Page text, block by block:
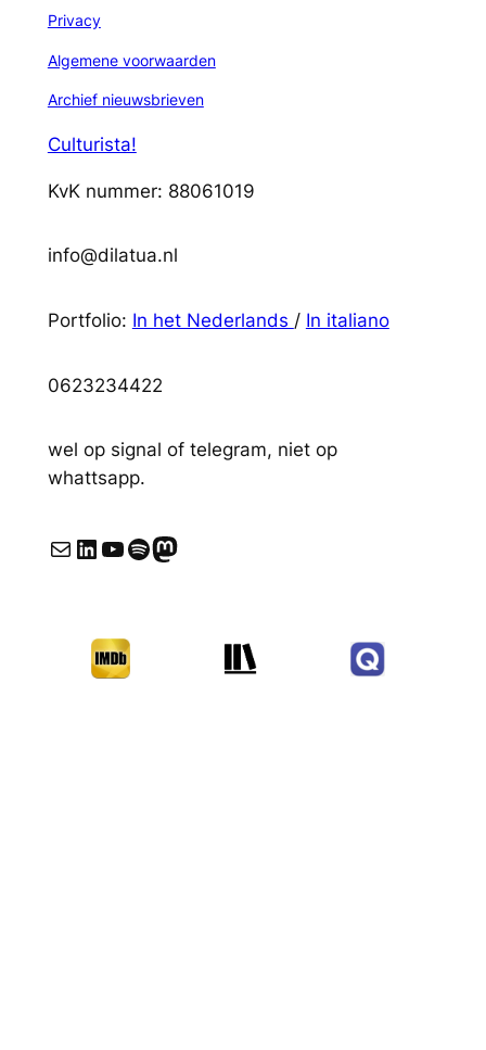
Privacy
Algemene voorwaarden
Archief nieuwsbrieven
Culturista!
KvK nummer: 88061019
info@dilatua.nl
Portfolio: In het Nederlands / In italiano
0623234422
wel op signal of telegram, niet op
whattsapp.
E-mail LinkedIn YouTube Spotify Mastodon